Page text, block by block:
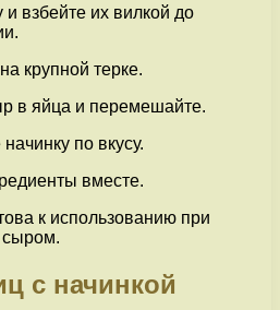
взбейте их вилкой до
крупной терке.
в яйца и перемешайте.
по вкусу.
вместе.
к использованию при
сыром.
с начинкой